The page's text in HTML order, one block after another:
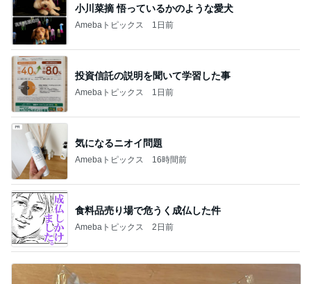
小川菜摘 悟っているかのような愛犬
Amebaトピックス 1日前
投資信託の説明を聞いて学習した事
Amebaトピックス 1日前
気になるニオイ問題
Amebaトピックス 16時間前
食料品売り場で危うく成仏した件
Amebaトピックス 2日前